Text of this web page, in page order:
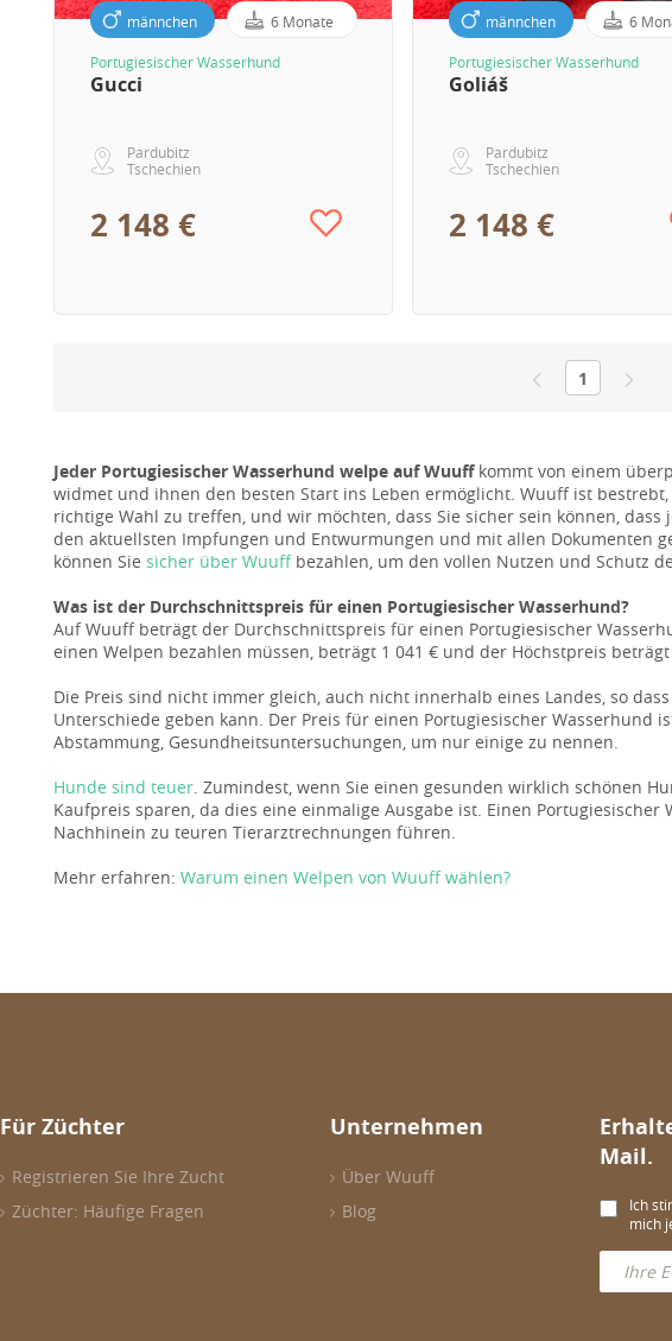
männchen 6 Monate
Portugiesischer Wasserhund
Gucci
Pardubitz
Tschechien
2 148 €
männchen 6
Portugiesischer Wasserhund
Goliáš
Pardubitz
Tschechien
2 148 €
1
Jeder Portugiesischer Wasserhund welpe auf Wuuffkommt von einem
widmet und ihnen den besten Start ins Leben ermöglicht. Wuuff ist
richtige Wahl zu treffen, und wir möchten, dass Sie sicher sein können,
den aktuellsten Impfungen und Entwurmungen und mit allen Dokumenten
können Sie sicher über Wuuffbezahlen, um den vollen Nutzen und Schutz
Was ist der Durchschnittspreis für einen Portugiesischer Wasserhund?
Auf Wuuff beträgt der Durchschnittspreis für einen Portugiesischer
einen Welpen bezahlen müssen, beträgt 1 041 € und der Höchstpreis beträgt
Die Preis sind nicht immer gleich, auch nicht innerhalb eines Landes, so
Unterschiede geben kann. Der Preis für einen Portugiesischer Wasserhund
Abstammung, Gesundheitsuntersuchungen, um nur einige zu nennen.
Hunde sind teuer. Zumindest, wenn Sie einen gesunden wirklich schönen
Kaufpreis sparen, da dies eine einmalige Ausgabe ist. Einen
Nachhinein zu teuren Tierarztrechnungen führen.
Mehr erfahren: Warum einen Welpen von Wuuff wählen?
Für Züchter
Registrieren Sie Ihre Zucht
Züchter: Häufige Fragen
Unternehmen
Über Wuuff
Blog
Mail.
Ich
mich